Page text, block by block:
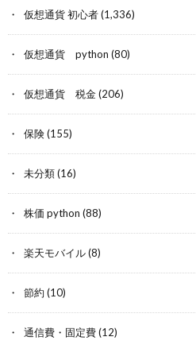
仮想通貨 初心者(1,336)
仮想通貨 python (80)
仮想通貨 税金(206)
保険(155)
未分類(16)
株価 python (88)
楽天モバイル(8)
節約 (10)
通信費・固定費(12)